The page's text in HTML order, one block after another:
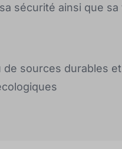
sécurité ainsi que
sources durables